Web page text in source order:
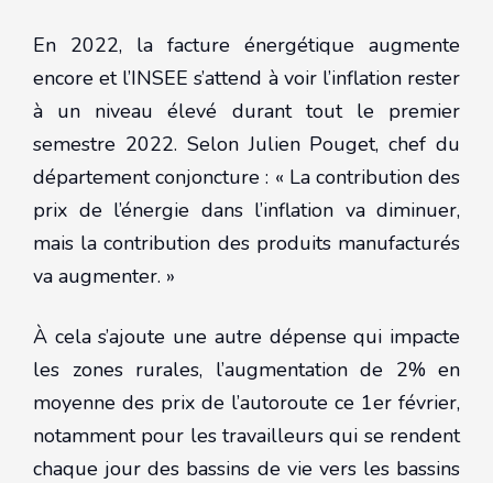
En 2022, la facture énergétique augmente
encore et l’INSEE s’attend à voir l’inflation rester
à un niveau élevé durant tout le premier
semestre 2022. Selon Julien Pouget, chef du
département conjoncture : « La contribution des
prix de l’énergie dans l’inflation va diminuer,
mais la contribution des produits manufacturés
va augmenter. »
À cela s’ajoute une autre dépense qui impacte
les zones rurales, l’augmentation de 2% en
moyenne des prix de l’autoroute ce 1er février,
notamment pour les travailleurs qui se rendent
chaque jour des bassins de vie vers les bassins